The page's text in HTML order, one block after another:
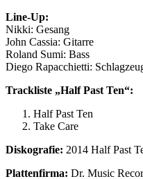
Line-Up:
Nikki: Gesang
John Cassia: Gitarre
Roland Sumi: Bass
Diego Rapacchietti:
Trackliste „Half Past Ten“:
Half Past Ten
Take Care
Diskografie: 2014 Half Past
Plattenfirma: Dr. Music